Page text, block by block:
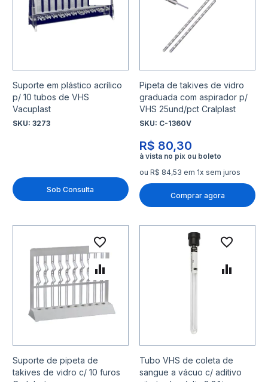
Suporte em plástico acrílico
p/ 10 tubos de VHS
Vacuplast
SKU: 3273
Sob Consulta
Adicionar para Comparar
Pipeta de takives de vidro
graduada com aspirador p/
VHS 25und/pct Cralplast
SKU: C-1360V
R$ 80,30
ou R$ 84,53 em 1x sem juros
Comprar agora
Suporte de pipeta de
takives de vidro c/ 10 furos
Adicionar à lista de
Adicionar para Comparar
Tubo VHS de coleta de
sangue a vácuo c/ aditivo